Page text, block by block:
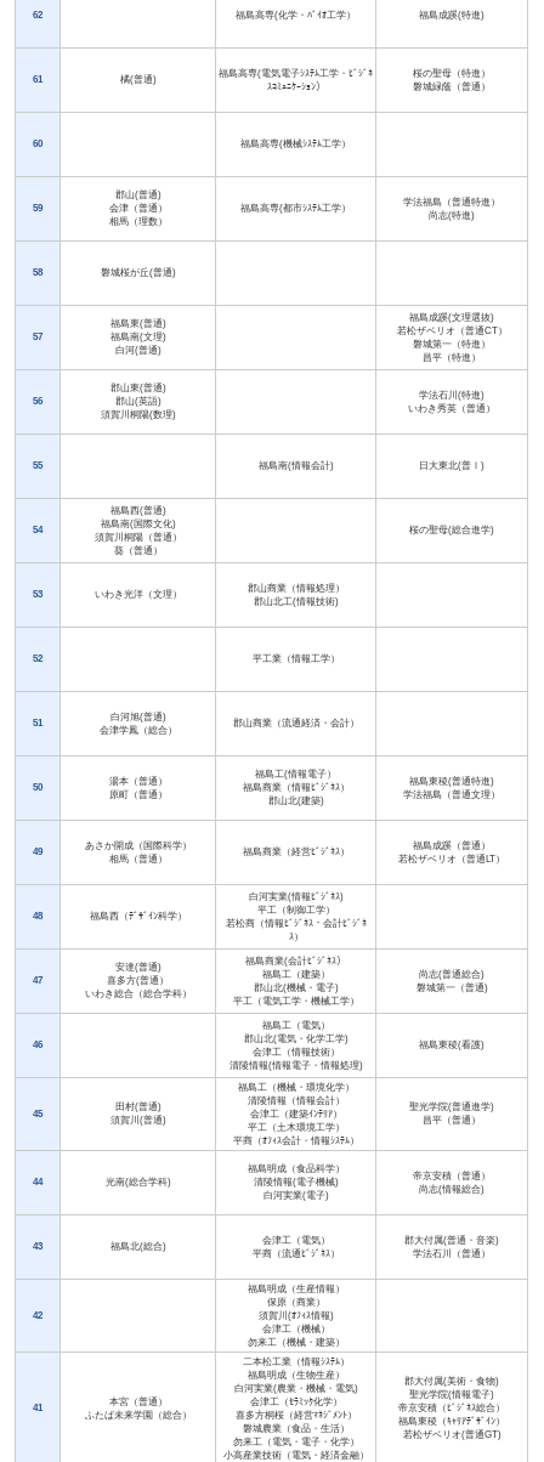
62 福島高専(化学・ﾊﾞｲｵ工学） 福島成蹊(特進)
61 橘(普通)
福島高専(電気電子ｼｽﾃﾑ工学・ﾋﾞｼﾞﾈ
ｽｺﾐｭﾆｹｰｼｮﾝ）
桜の聖母（特進）
磐城緑蔭（普通）
60 福島高専(機械ｼｽﾃﾑ工学）
59
郡山(普通)
会津（普通）
相馬（理数）
福島高専(都市ｼｽﾃﾑ工学）
学法福島（普通特進）
尚志(特進)
58 磐城桜が丘(普通)
57
福島東(普通)
福島南(文理)
白河(普通)
福島成蹊(文理選抜)
若松ザベリオ（普通CT）
磐城第一（特進）
昌平（特進）
56
郡山東(普通)
郡山(英語)
須賀川桐陽(数理)
学法石川(特進)
いわき秀英（普通）
55 福島南(情報会計) 日大東北(普Ⅰ)
54
福島西(普通)
福島南(国際文化)
須賀川桐陽（普通）
葵（普通）
桜の聖母(総合進学)
53 いわき光洋（文理）
郡山商業（情報処理）
郡山北工(情報技術)
52 平工業（情報工学）
51
白河旭(普通)
会津学鳳（総合）
郡山商業（流通経済・会計）
50
湯本（普通）
原町（普通）
福島工(情報電子）
福島商業（情報ﾋﾞｼﾞﾈｽ）
郡山北(建築)
福島東稜(普通特進)
学法福島（普通文理）
49
あさか開成（国際科学）
相馬（普通）
福島商業（経営ﾋﾞｼﾞﾈｽ）
福島成蹊（普通）
若松ザベリオ（普通LT）
48 福島西（ﾃﾞｻﾞｲﾝ科学）
白河実業(情報ﾋﾞｼﾞﾈｽ)
平工（制御工学）
若松商（情報ﾋﾞｼﾞﾈｽ・会計ﾋﾞｼﾞﾈ
ｽ）
47
安達(普通)
喜多方(普通）
いわき総合（総合学科）
福島商業(会計ﾋﾞｼﾞﾈｽ）
福島工（建築）
郡山北(機械・電子)
平工（電気工学・機械工学）
尚志(普通総合)
磐城第一（普通)
46
福島工（電気）
郡山北(電気・化学工学)
会津工（情報技術）
清陵情報(情報電子・情報処理)
福島東稜(看護)
45
田村(普通)
須賀川(普通)
福島工（機械・環境化学）
清陵情報（情報会計）
会津工（建築ｲﾝﾃﾘｱ）
平工（土木環境工学）
平商（ｵﾌｨｽ会計・情報ｼｽﾃﾑ）
聖光学院(普通進学)
昌平（普通）
44 光南(総合学科)
福島明成（食品科学）
清陵情報(電子機械)
白河実業(電子)
帝京安積（普通）
尚志(情報総合)
43 福島北(総合)
会津工（電気）
平商（流通ﾋﾞｼﾞﾈｽ）
郡大付属(普通・音楽)
学法石川（普通）
42
福島明成（生産情報）
保原（商業）
須賀川(ｵﾌｨｽ情報)
会津工（機械）
勿来工（機械・建築）
41
本宮（普通）
ふたば未来学園（総合）
二本松工業（情報ｼｽﾃﾑ）
福島明成（生物生産）
白河実業(農業・機械・電気)
会津工（ｾﾗﾐｯｸ化学）
喜多方桐桜（経営ﾏﾈｼﾞﾒﾝﾄ）
磐城農業（食品・生活）
勿来工（電気・電子・化学）
小高産業技術（電気・経済金融）
郡大付属(美術・食物)
聖光学院(情報電子)
帝京安積（ﾋﾞｼﾞﾈｽ総合）
福島東稜（ｷｬﾘｱﾃﾞｻﾞｲﾝ）
若松ザベリオ(普通GT)